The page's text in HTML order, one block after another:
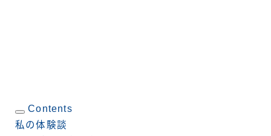
Contents
私の体験談